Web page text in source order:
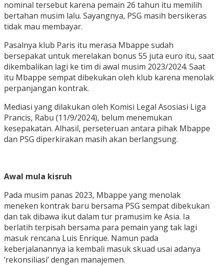
nominal tersebut karena pemain 26 tahun itu memilih
bertahan musim lalu. Sayangnya, PSG masih bersikeras
tidak mau membayar.
Pasalnya klub Paris itu merasa Mbappe sudah
bersepakat untuk merelakan bonus 55 juta euro itu, saat
dikembalikan lagi ke tim di awal musim 2023/2024. Saat
itu Mbappe sempat dibekukan oleh klub karena menolak
perpanjangan kontrak.
Mediasi yang dilakukan oleh Komisi Legal Asosiasi Liga
Prancis, Rabu (11/9/2024), belum menemukan
kesepakatan. Alhasil, perseteruan antara pihak Mbappe
dan PSG diperkirakan masih akan berlangsung.
Awal mula kisruh
Pada musim panas 2023, Mbappe yang menolak
meneken kontrak baru bersama PSG sempat dibekukan
dan tak dibawa ikut dalam tur pramusim ke Asia. Ia
berlatih terpisah bersama para pemain yang tak lagi
masuk rencana Luis Enrique. Namun pada
keberjalanannya ia kembali masuk skuad usai adanya
‘rekonsiliasi’ dengan manajemen.